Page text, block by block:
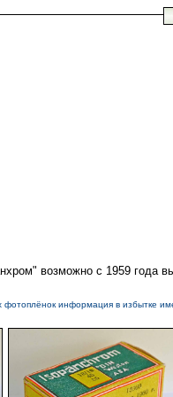
возможно с 1959
фотоплёнок информация в избытке